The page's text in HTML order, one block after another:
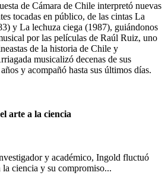
de Cámara de Chile interpretó nuevas
tocadas en público, de las cintas La
y La lechuza ciega (1987), guiándonos
por las películas de Raúl Ruiz, uno
de la historia de Chile y
musicalizó decenas de sus
y acompañó hasta sus últimos días.
arte a la ciencia
y académico, Ingold fluctuó
ciencia y su compromiso...